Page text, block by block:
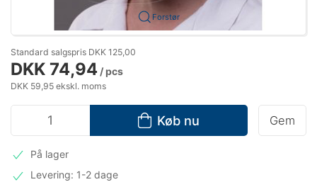
Forstør
Standard salgspris DKK 125,00
DKK 74,94 / pcs
DKK 59,95 ekskl. moms
Køb nu Gem
På lager
Levering: 1-2 dage